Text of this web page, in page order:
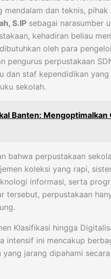
mendalam dan teknis, pihak
S.IPsebagai narasumber
kehadiran beliau
oleh para
pengurus perpustakaan
dan staf kependidikan
sekolah.
Banten: Mengoptimalkan
bahwa perpustakaan
koleksi yang rapi,
informasi, serta
tersebut, perpustakaan
Klasifikasi hingga
intensif ini mencakup
jarang dipahami